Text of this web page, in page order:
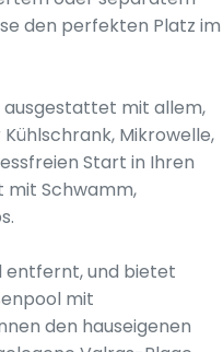
den perfekten Platz im
ausgestattet mit allem,
Mikrowelle,
Start in Ihren
mit Schwamm,
entfernt, und bietet
mit
den hauseigenen